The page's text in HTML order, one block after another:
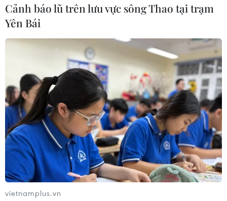
Cảnh báo lũ trên lưu vực sông Thao tại trạm
Yên Bái
vietnamplus.vn